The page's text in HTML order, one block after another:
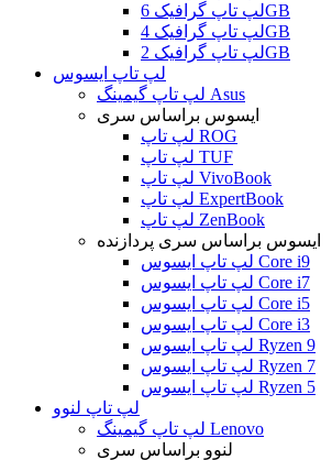
لپ تاپ گرافیک 6GB
لپ تاپ گرافیک 4GB
لپ تاپ گرافیک 2GB
لپ تاپ ایسوس
لپ تاپ گیمینگ Asus
ایسوس براساس سری
لپ تاپ ROG
لپ تاپ TUF
لپ تاپ VivoBook
لپ تاپ ExpertBook
لپ تاپ ZenBook
ایسوس براساس سری پردازنده
لپ تاپ ایسوس Core i9
لپ تاپ ایسوس Core i7
لپ تاپ ایسوس Core i5
لپ تاپ ایسوس Core i3
لپ تاپ ایسوس Ryzen 9
لپ تاپ ایسوس Ryzen 7
لپ تاپ ایسوس Ryzen 5
لپ تاپ لنوو
لپ تاپ گیمینگ Lenovo
لنوو براساس سری